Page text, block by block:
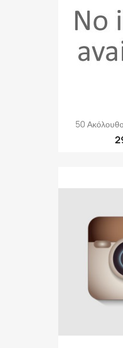
50